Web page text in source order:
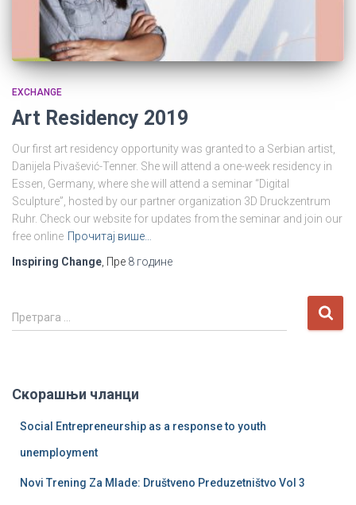
EXCHANGE
Art Residency 2019
Our first art residency opportunity was granted to a Serbian artist,
Danijela Pivašević-Tenner. She will attend a one-week residency in
Essen, Germany, where she will attend a seminar “Digital
Sculpture”, hosted by our partner organization 3D Druckzentrum
Ruhr. Check our website for updates from the seminar and join our
free online Прочитај више…
Inspiring Change , Пре 8 године
П
р
а
Претрага …
Скорашњи чланци
Social Entrepreneurship as a response to youth
unemployment
Novi Trening Za Mlade: Društveno Preduzetništvo Vol 3